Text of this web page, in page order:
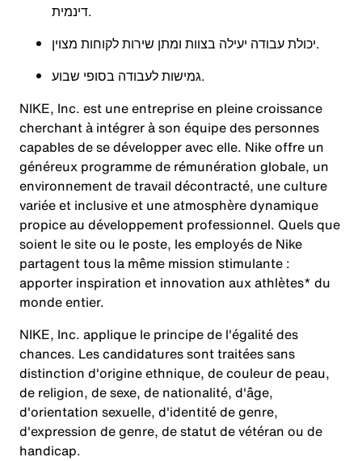
דינמית.
יכולת עבודה יעילה בצוות ומתן שירות לקוחות מצוין.
גמישות לעבודה בסופי שבוע.
NIKE, Inc. est une entreprise en pleine croissance
cherchant à intégrer à son équipe des personnes
capables de se développer avec elle. Nike offre un
généreux programme de rémunération globale, un
environnement de travail décontracté, une culture
variée et inclusive et une atmosphère dynamique
propice au développement professionnel. Quels que
soient le site ou le poste, les employés de Nike
partagent tous la même mission stimulante :
apporter inspiration et innovation aux athlètes* du
monde entier.
NIKE, Inc. applique le principe de l'égalité des
chances. Les candidatures sont traitées sans
distinction d'origine ethnique, de couleur de peau,
de religion, de sexe, de nationalité, d'âge,
d'orientation sexuelle, d'identité de genre,
d'expression de genre, de statut de vétéran ou de
handicap.